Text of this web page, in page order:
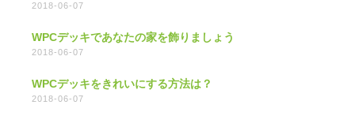
2018-06-07
WPCデッキであなたの家を飾りましょう
2018-06-07
WPCデッキをきれいにする方法は？
2018-06-07